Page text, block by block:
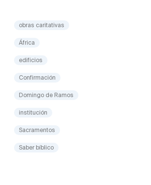
obras caritativas
África
edificios
Confirmación
Domingo de Ramos
institución
Sacramentos
Saber bíblico